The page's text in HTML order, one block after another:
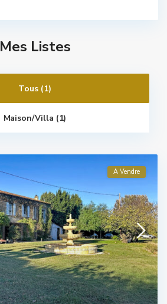
Mes Listes
Tous (1)
Maison/villa (1)
A Vendre